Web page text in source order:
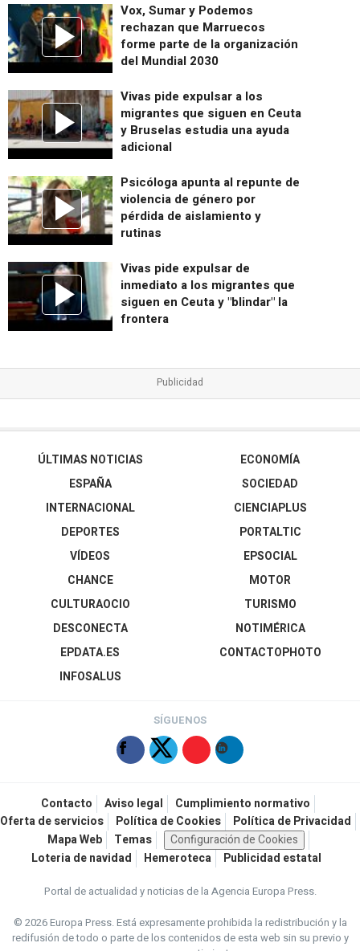
Vox, Sumar y Podemos
rechazan que Marruecos
forme parte de la organización
del Mundial 2030
Vivas pide expulsar a los
migrantes que siguen en Ceuta
y Bruselas estudia una ayuda
adicional
Psicóloga apunta al repunte de
violencia de género por
pérdida de aislamiento y
rutinas
Vivas pide expulsar de
inmediato a los migrantes que
siguen en Ceuta y "blindar" la
frontera
ÚLTIMAS NOTICIAS
ESPAÑA
INTERNACIONAL
DEPORTES
VÍDEOS
ECONOMÍA
SOCIEDAD
CIENCIAPLUS
PORTALTIC
EPSOCIAL
CHANCE
CULTURAOCIO
DESCONECTA
EPDATA.ES
INFOSALUS
MOTOR
TURISMO
NOTIMÉRICA
CONTACTOPHOTO
SÍGUENOS
Contacto Aviso legal
Cumplimiento normativo
Oferta de servicios
Política de Cookies
Política de Privacidad
Mapa Web
Temas
Configuración de Cookies
Loteria de navidad
Hemeroteca Publicidad estatal
Portal de actualidad y noticias de la Agencia Europa Press.
© 2026 Europa Press.Está expresamente prohibida la redistribución y la
redifusión de todo o parte de los contenidos de esta web sin su previo y